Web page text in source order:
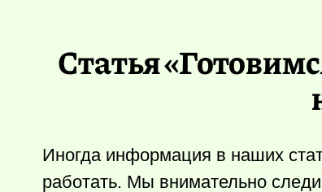
Статья
Иногда информация в наших
работать. Мы внимательно